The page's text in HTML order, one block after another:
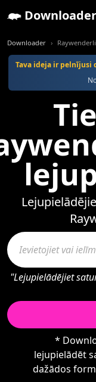
Downloader
Tava ideja ir pelnījusi
"Lejupielādējiet
*
lejupielādēt
dažādos